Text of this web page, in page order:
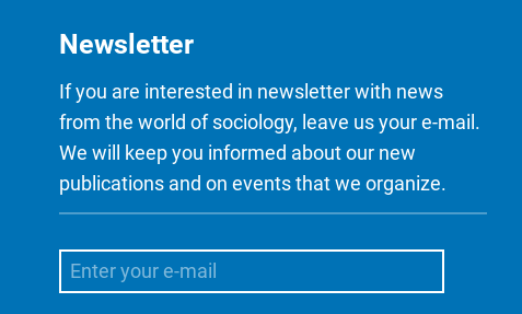
Newsletter
If you are interested in newsletter with news
from the world of sociology, leave us your e-mail.
We will keep you informed about our new
publications and on events that we organize.